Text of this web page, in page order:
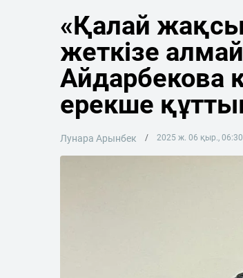
«Қалай жақсы
жеткізе
Айдарбекова
ерекше
Лунара Арынбек 2025 ж. 06 қыр., 06:30